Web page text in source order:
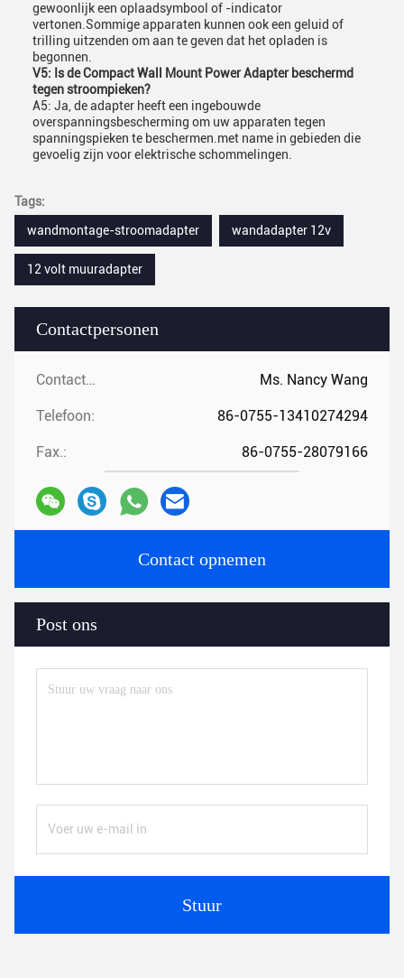
Contactpersonen
Contactpersonen: Ms. Nancy Wang
Telefoon: 86-0755-13410274294
Fax.: 86-0755-28079166
Contact opnemen
Post ons
Stuur
gewoonlijk een oplaadsymbool of -indicator
vertonen.Sommige apparaten kunnen ook een geluid of
trilling uitzenden om aan te geven dat het opladen is
begonnen.
V5: Is de Compact Wall Mount Power Adapter beschermd
tegen stroompieken?
A5: Ja, de adapter heeft een ingebouwde
overspanningsbescherming om uw apparaten tegen
spanningspieken te beschermen.met name in gebieden die
gevoelig zijn voor elektrische schommelingen.
Tags:
wandmontage-stroomadapter
wandadapter 12v
12 volt muuradapter